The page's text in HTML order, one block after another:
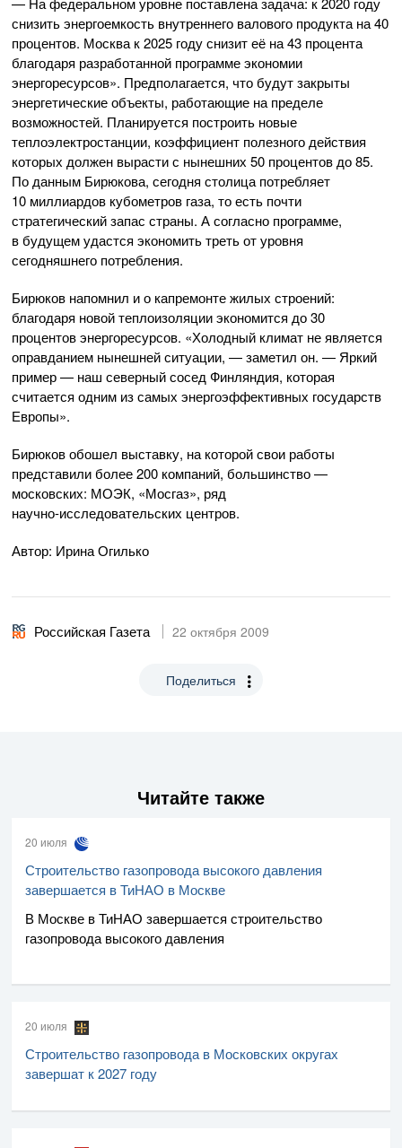
снизить энергоемкость внутреннего валового продукта на 40
процентов. Москва к 2025 году снизит её на 43 процента
благодаря разработанной программе экономии
энергоресурсов». Предполагается, что будут закрыты
энергетические объекты, работающие на пределе
возможностей. Планируется построить новые
теплоэлектростанции, коэффициент полезного действия
которых должен вырасти с нынешних 50 процентов до 85.
По данным Бирюкова, сегодня столица потребляет
10 миллиардов кубометров газа, то есть почти
стратегический запас страны. А согласно программе,
в будущем удастся экономить треть от уровня
сегодняшнего потребления.
Бирюков напомнил и о капремонте жилых строений:
благодаря новой теплоизоляции экономится до 30
процентов энергоресурсов. «Холодный климат не является
оправданием нынешней ситуации, — заметил он. — Яркий
пример — наш северный сосед Финляндия, которая
считается одним из самых энергоэффективных государств
Европы».
Бирюков обошел выставку, на которой свои работы
представили более 200 компаний, большинство —
московских: МОЭК, «Мосгаз», ряд
научно-исследовательских центров.
Автор: Ирина Огилько
Российская Газета 22 октября 2009
Поделиться
Читайте также
20 июля
Строительство газопровода высокого давления
завершается в ТиНАО в Москве
В Москве в ТиНАО завершается строительство
газопровода высокого давления
20 июля
Строительство газопровода в Московских округах
завершат к 2027 году